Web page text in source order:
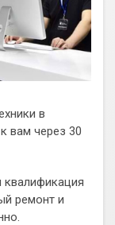
в
вам через 30
ремонт и